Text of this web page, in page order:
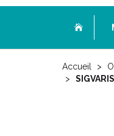
Accueil